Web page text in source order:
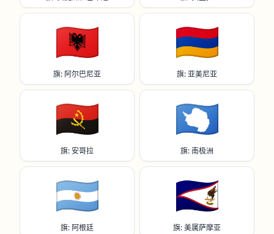
🇦🇱
旗: 阿尔巴尼亚
🇦🇲
旗: 亚美尼亚
🇦🇴
旗: 安哥拉
🇦🇶
旗: 南极洲
🇦🇷
旗: 阿根廷
🇦🇸
旗: 美属萨摩亚